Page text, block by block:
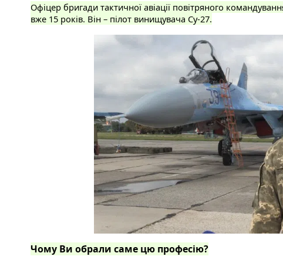
Офіцер бригади тактичної авіації повітряного
вже 15 років. Він – пілот винищувача Су-27.
Чому Ви обрали саме цю професію?